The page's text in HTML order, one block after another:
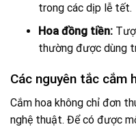
trong các dịp lễ tết.
Hoa đồng tiền:
thường được dùng
Các nguyên tắc cắm
Cắm hoa không chỉ đơn
nghệ thuật. Để có được